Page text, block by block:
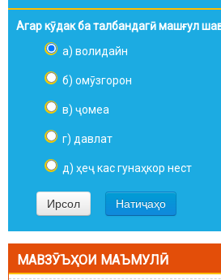
Агар кӯдак ба талбандагӣ машғул
а) волидайн
б) омӯзгорон
в) ҷомеа
г) давлат
д) ҳеҷ кас гунаҳкор нест
МАВЗӮЪҲОИ МАЪМУЛӢ